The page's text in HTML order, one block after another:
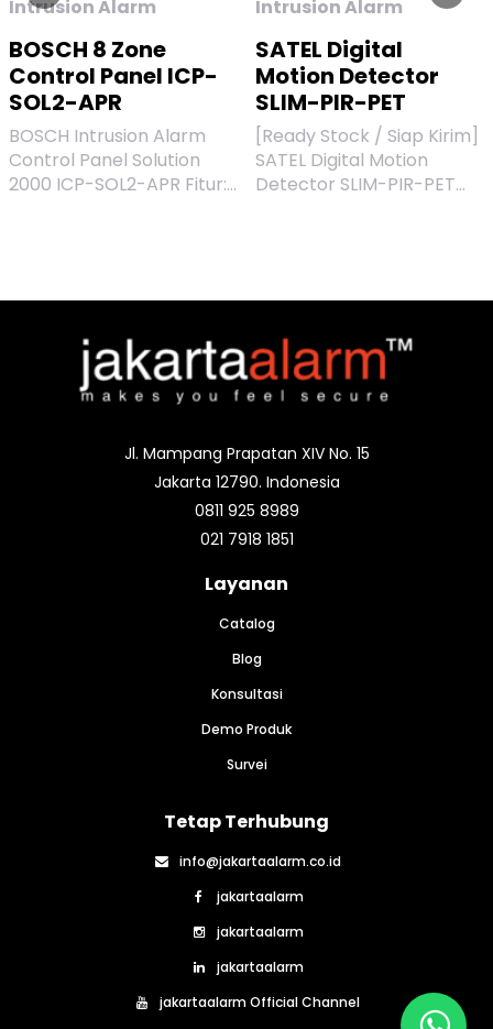
Intrusion Alarm
BOSCH 8 Zone
Control Panel ICP-
SOL2-APR
BOSCH Intrusion Alarm
Control Panel Solution
2000 ICP-SOL2-APR Fitur:
Kode Pengguna - Dapat
terpisah - Pilihan aktivasi
STAY / AWAY Kebutuhan
Daya - Primer : 250 VAC /
oleh TF008 Plug Pack -
Sekunder: 12 VDC, 6,5Ah
dari baterai timbal / asam
yang dapat diisi ulang dan
Separate Areas - STAY /
Power Requirements -
VAC at 1.3A supplied by
Secondary : 12 VDC, 6.5Ah
from rechargeable sealed
lead/acid battery
Intrusion Alarm
SATEL Digital
Motion Detector
SLIM-PIR-PET
[Ready Stock / Siap Kirim]
SATEL Digital Motion
Detector SLIM-PIR-PET
dari SATEL untuk sistem
digunakan di berbagai
tempat mulai dari rumah,
toko, ruko, hingga kantor.
terhadap hewan
peliharaan yang
mempunyai berat hingga
20kg sehingga
mengurangi terjadinya
Menggunakan dual
technology yaitu passive
microwave - Suhu dan
sensitivitas yang dapat
terhadap hewan
peliharaan dengan berat
- Using dual technology,
namely passive infrared
(PIR) and microwave -
Adjustable temperature
to pets weighing up to
20kg. Catatan: - Garansi 2
termasuk PPN 11% -
Jl. Mampang Prapatan XIV No. 15
Jakarta 12790. Indonesia
0811 925 8989
021 7918 1851
Layanan
Catalog
Blog
Konsultasi
Demo Produk
Survei
Tetap Terhubung
info@jakartaalarm.co.id
jakartaalarm
jakartaalarm
jakartaalarm
jakartaalarm Official Channel